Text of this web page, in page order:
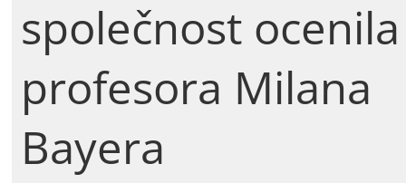
společnost ocenila
profesora Milana
Bayera